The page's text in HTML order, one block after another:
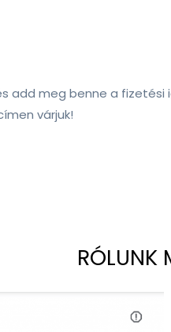
add meg benne a
várjuk!
RÓLUNK